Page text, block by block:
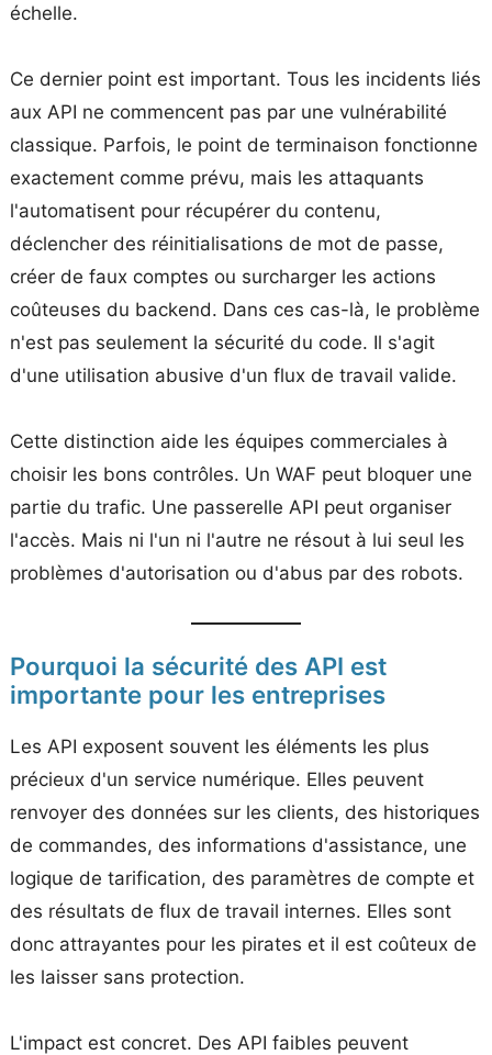
échelle.
Ce dernier point est important. Tous les incidents liés
aux API ne commencent pas par une vulnérabilité
classique. Parfois, le point de terminaison fonctionne
exactement comme prévu, mais les attaquants
l'automatisent pour récupérer du contenu,
déclencher des réinitialisations de mot de passe,
créer de faux comptes ou surcharger les actions
coûteuses du backend. Dans ces cas-là, le problème
n'est pas seulement la sécurité du code. Il s'agit
d'une utilisation abusive d'un flux de travail valide.
Cette distinction aide les équipes commerciales à
choisir les bons contrôles. Un WAF peut bloquer une
partie du trafic. Une passerelle API peut organiser
l'accès. Mais ni l'un ni l'autre ne résout à lui seul les
problèmes d'autorisation ou d'abus par des robots.
Pourquoi la sécurité des API est
importante pour les entreprises
Les API exposent souvent les éléments les plus
précieux d'un service numérique. Elles peuvent
renvoyer des données sur les clients, des historiques
de commandes, des informations d'assistance, une
logique de tarification, des paramètres de compte et
des résultats de flux de travail internes. Elles sont
donc attrayantes pour les pirates et il est coûteux de
les laisser sans protection.
L'impact est concret. Des API faibles peuvent